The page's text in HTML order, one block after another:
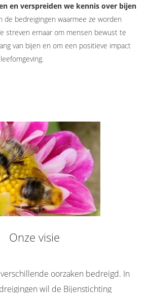
en verspreiden we kennis over bijen
de bedreigingen waarmee ze worden
streven ernaar om mensen bewust te
van bijen en om een positieve impact
Onze visie
oorzaken bedreigd. In
wil de Bijenstichting